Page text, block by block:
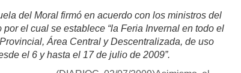
del Moral firmó en acuerdo con los ministros del
el cual se establece “la Feria Invernal en todo el
Área Central y Descentralizada, de uso
el 6 y hasta el 17 de julio de 2009”.